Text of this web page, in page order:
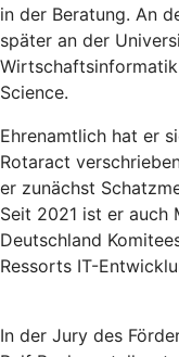
in der Beratung. An
später an der
Science.
Ehrenamtlich hat er
Rotaract
er zunächst
Seit 2021 ist er auch
Deutschland
Ressorts IT-
In der Jury des